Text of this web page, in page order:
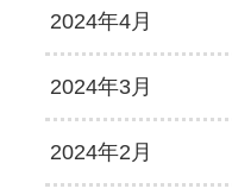
2024年4月
2024年3月
2024年2月